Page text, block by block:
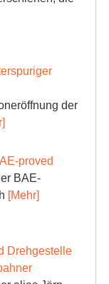
der
proved
BAE-
[Mehr]
Drehgestelle